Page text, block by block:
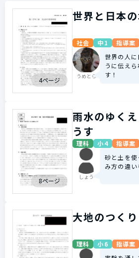
4ページ
世界と日本
社会 中1 指導案
うめとら
世界の人に
うに伝え
す！
8ページ
雨水のゆく
うす
理科 小4 指導案
しょう
砂と土を使
み方の違
大地のつく
理科 小6 指導案